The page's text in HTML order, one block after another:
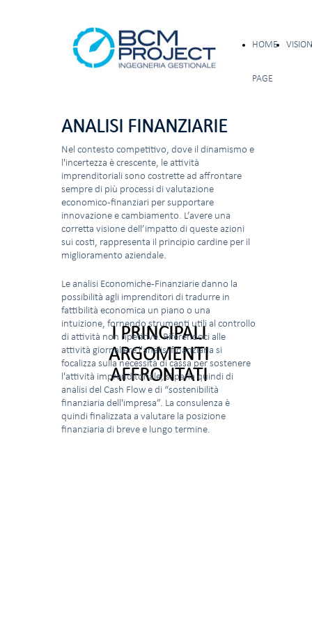
HOME
PAGE
VISION
ANALISI FINANZIARIE
Nel contesto competitivo, dove il dinamismo e
l'incertezza è crescente, le attività
imprenditoriali sono costrette ad affrontare
sempre di più processi di valutazione
economico-finanziari per supportare
innovazione e cambiamento. L’avere una
corretta visione dell’impatto di queste azioni
sui costi, rappresenta il principio cardine per il
miglioramento aziendale.
Le analisi Economiche-Finanziarie danno la
possibilità agli imprenditori di tradurre in
fattibilità economica un piano o una
intuizione, fornendo strumenti utili al controllo
di attività non ripetitive. Riferendoci alle
attività giornaliere l'analisi finanziaria si
focalizza sulla necessità di cassa per sostenere
l'attività imprenditoriale, si parla quindi di
analisi del Cash Flow e di “sostenibilità
finanziaria dell'impresa”. La consulenza è
quindi finalizzata a valutare la posizione
finanziaria di breve e lungo termine.
I PRINCIPALI
ARGOMENTI
AFFRONTATI